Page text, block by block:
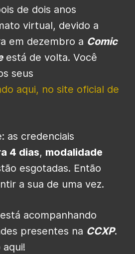
de dois anos
virtual, devido a
em dezembro a Comic
está de volta. Você
seus
aqui, no site oficial de
as credenciais
4 dias, modalidade
esgotadas. Então
a sua de uma vez.
está acompanhando
presentes na CCXP.